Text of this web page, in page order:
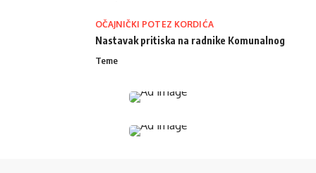
OČAJNIČKI POTEZ KORDIĆA
Nastavak pritiska na radnike Komunalnog
Teme